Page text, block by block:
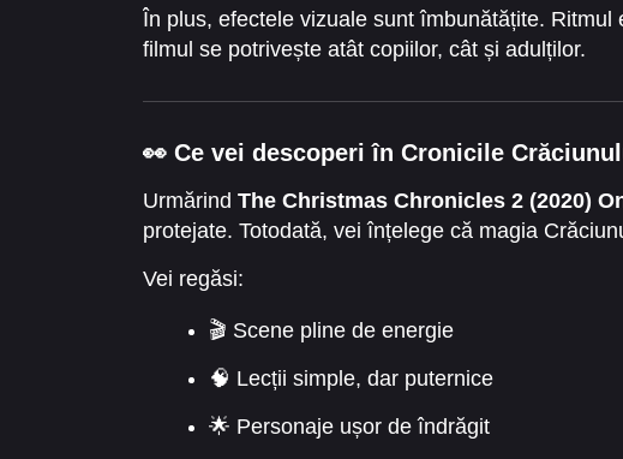
În plus, efectele vizuale sunt îmbunătățite.
filmul se potrivește atât copiilor, cât și adulților.
👀 Ce vei descoperi în Cronicile
Urmărind The Christmas Chronicles 2 (2020)
protejate. Totodată, vei înțelege că magia
Vei regăsi:
🎬 Scene pline de energie
🧠 Lecții simple, dar puternice
🌟 Personaje ușor de îndrăgit